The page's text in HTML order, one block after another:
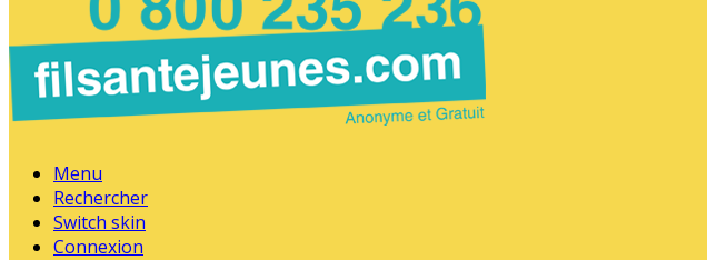
Menu
Rechercher
Switch skin
Connexion